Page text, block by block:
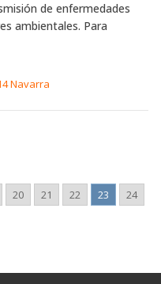
de enfermedades
ambientales. Para
Navarra
20 21 22 23 24